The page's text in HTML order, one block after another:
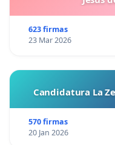
623 firmas
23 Mar 2026
Candidatura La
570 firmas
20 Jan 2026